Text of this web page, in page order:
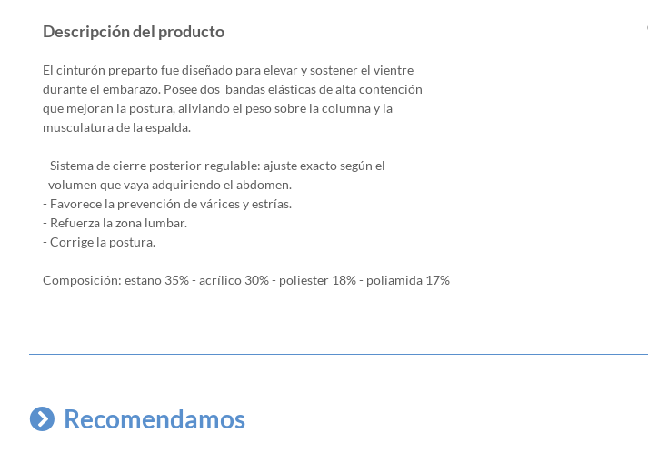
Descripción del producto
El cinturón preparto fue diseñado para elevar y sostener el vientre
durante el embarazo. Posee dos bandas elásticas de alta contención
que mejoran la postura, aliviando el peso sobre la columna y la
musculatura de la espalda.
- Sistema de cierre posterior regulable: ajuste exacto según el
volumen que vaya adquiriendo el abdomen.
- Favorece la prevención de várices y estrías.
- Refuerza la zona lumbar.
- Corrige la postura.
Composición: estano 35% - acrílico 30% - poliester 18% - poliamida 17%
Recomendamos